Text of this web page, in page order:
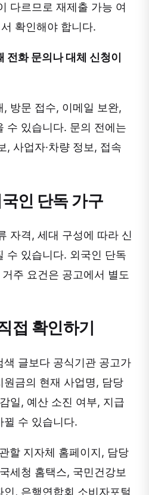
다르므로 재제출 가능 여
확인해야 합니다.
전화 문의나 대체 신청이
방문 접수, 이메일 보완,
수 있습니다. 문의 전에는
, 사업자·차량 정보, 접속
인 단독 가구
자격, 세대 구성에 따라 신
수 있습니다. 외국인 단독
주 요건은 공고에서 별도
접 확인하기
글보다 공식기관 공고가
금의 현재 사업명, 담당
일, 예산 소진 여부, 지급
뀔 수 있습니다.
할 지자체 홈페이지, 담당
세청 홈택스, 국민건강보
, 은행연합회 소비자포털